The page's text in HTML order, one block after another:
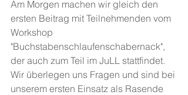
Am Morgen machen wir gleich den
ersten Beitrag mit Teilnehmenden vom
Workshop
"Buchstabenschlaufenschabernack",
der auch zum Teil im JuLL stattfindet.
Wir überlegen uns Fragen und sind bei
unserem ersten Einsatz als Rasende